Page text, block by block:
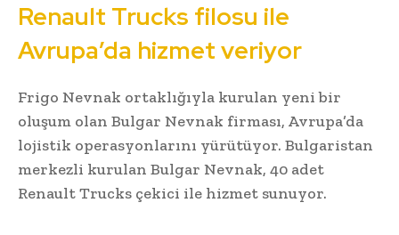
Renault Trucks filosu ile
Avrupa’da hizmet veriyor
Frigo Nevnak ortaklığıyla kurulan yeni bir
oluşum olan Bulgar Nevnak firması, Avrupa’da
lojistik operasyonlarını yürütüyor. Bulgaristan
merkezli kurulan Bulgar Nevnak, 40 adet
Renault Trucks çekici ile hizmet sunuyor.